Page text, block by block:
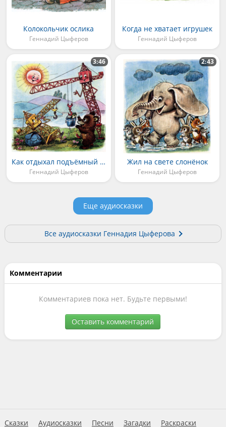
Колокольчик ослика
Геннадий Цыферов
Когда не хватает игрушек
Геннадий Цыферов
Как отдыхал подъёмный кран
Геннадий Цыферов
3:46
Жил на свете слонёнок
Геннадий Цыферов
2:43
Еще аудиосказки
Все аудиосказки Геннадия Цыферова
Комментарии
Комментариев пока нет. Будьте первыми!
Оставить комментарий
Сказки Аудиосказки Песни Загадки Раскраски